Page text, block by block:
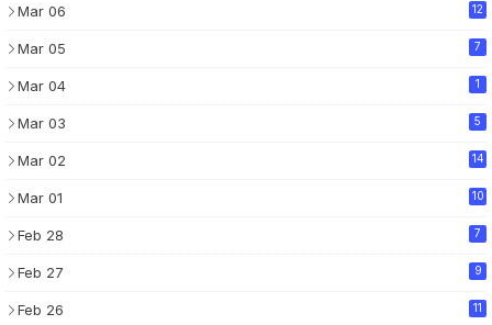
Mar 06 12
Mar 05 7
Mar 04 1
Mar 03 5
Mar 02 14
Mar 01 10
Feb 28 7
Feb 27 9
Feb 26 11